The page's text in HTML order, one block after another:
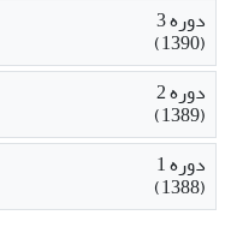
دوره 3
(1390)
دوره 2
(1389)
دوره 1
(1388)